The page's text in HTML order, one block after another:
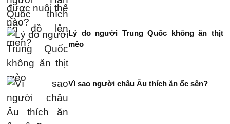
Lý do người Trung Quốc không ăn thịt
mèo
Vì sao người châu Âu thích ăn ốc sên?